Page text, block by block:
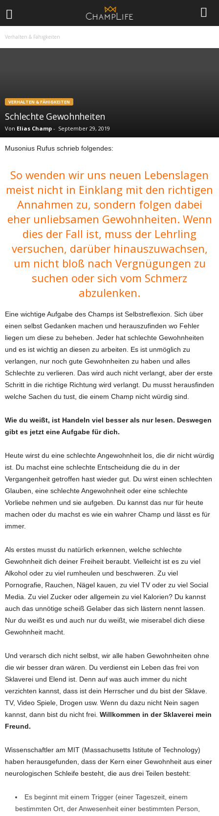
Verhalten & Fähigkeiten
VERHALTEN & FÄHIGKEITEN
Schlechte Gewohnheiten
Von Elias Champ - September 29, 2019
Musonius Rufus schrieb folgendes:
So wenden wir uns neuen Lebenslagen
meist nicht in Einklang mit den richtigen
Annahmen zu, sondern folgen dabei
eher unliebsamen Gewohnheiten. Wenn
dies der Fall ist, muss der Lehrling
versuchen, darüber hinauszuwachsen,
um nicht bloß nach Vergnügungen zu
suchen oder sich vom Schmerz
abzulenken.
Eine wichtige Aufgabe des Champs ist Selbstreflexion. Sich über
einen selbst Gedanken machen und herauszufinden wo Fehler
liegen um diese zu beheben. Jeder hat schlechte Gewohnheiten
und es ist wichtig an diesen zu arbeiten. Es ist unmöglich zu
verlangen, nur noch gute Gewohnheiten zu haben und alles
Schlechte zu verlieren. Das wird auch nicht verlangt, aber der erste
Schritt in die richtige Richtung wird verlangt. Du musst herausfinden
welche Sachen du tust, die einem Champ nicht würdig sind.
Wie du weißt, ist Handeln viel besser als nur lesen. Deswegen
gibt es jetzt eine Aufgabe für dich.
Heute wirst du eine schlechte Angewohnheit los, die dir nicht würdig
ist. Du machst eine schlechte Entscheidung die du in der
Vergangenheit getroffen hast wieder gut. Du wirst einen schlechten
Glauben, eine schlechte Angewohnheit oder eine schlechte
Vorliebe nehmen und sie aufgeben. Du kannst das nur für heute
machen oder du machst es wie ein wahrer Champ und lässt es für
immer.
Als erstes musst du natürlich erkennen, welche schlechte
Gewohnheit dich deiner Freiheit beraubt. Vielleicht ist es zu viel
Alkohol oder zu viel rumheulen und beschweren. Zu viel
Pornografie, Rauchen, Nägel kauen, zu viel TV oder zu viel Social
Media. Zu viel Zucker oder allgemein zu viel Kalorien? Du kannst
auch das unnötige scheiß Gelaber das sich lästern nennt lassen.
Nur du weißt es und auch nur du weißt, wie miserabel dich diese
Gewohnheit macht.
Und verarsch dich nicht selbst, wir alle haben Gewohnheiten ohne
die wir besser dran wären. Du verdienst ein Leben das frei von
Sklaverei und Elend ist. Denn auf was auch immer du nicht
verzichten kannst, dass ist dein Herrscher und du bist der Sklave.
TV, Video Spiele, Drogen usw. Wenn du dazu nicht Nein sagen
kannst, dann bist du nicht frei. Willkommen in der Sklaverei mein
Freund.
Wissenschaftler am MIT (Massachusetts Istitute of Technology)
haben herausgefunden, dass der Kern einer Gewohnheit aus einer
neurologischen Schleife besteht, die aus drei Teilen besteht:
Es beginnt mit einem Trigger (einer Tageszeit, einem
bestimmten Ort, der Anwesenheit einer bestimmten Person,